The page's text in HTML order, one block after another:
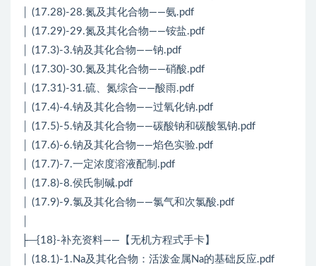
│ (17.28)-28.氮及其化合物——氨.pdf
│ (17.29)-29.氮及其化合物——铵盐.pdf
│ (17.3)-3.钠及其化合物——钠.pdf
│ (17.30)-30.氮及其化合物——硝酸.pdf
│ (17.31)-31.硫、氮综合——酸雨.pdf
│ (17.4)-4.钠及其化合物——过氧化钠.pdf
│ (17.5)-5.钠及其化合物——碳酸钠和碳酸氢钠.pdf
│ (17.6)-6.钠及其化合物——焰色实验.pdf
│ (17.7)-7.一定浓度溶液配制.pdf
│ (17.8)-8.侯氏制碱.pdf
│ (17.9)-9.氯及其化合物——氯气和次氯酸.pdf
├─{18}-补充资料——【无机方程式手卡】
│ (18.1)-1.Na及其化合物：活泼金属Na的基础反应.pdf